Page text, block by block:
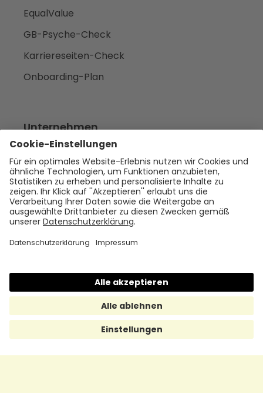
EqualValue
GB-Psyche-Check
Karriereseiten-Check
Onboarding-Plan
Unternehmen
Empfehlen
Über uns
Presse
Karriere
Rechtliches
Datenschutz